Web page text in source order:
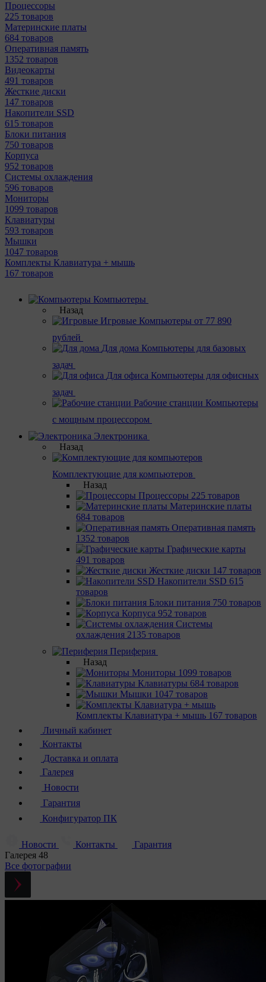
Процессоры
225 товаров
Материнcкие платы
684 товаров
Оперативная память
1352 товаров
Видеокарты
491 товаров
Жесткие диски
147 товаров
Накопители SSD
615 товаров
Блоки питания
750 товаров
Корпуса
952 товаров
Системы охлаждения
596 товаров
Мониторы
1099 товаров
Клавиатуры
593 товаров
Мышки
1047 товаров
Комплекты Клавиатура + мышь
167 товаров
Компьютеры
Назад
Игровые Компьютеры от 77 890
рублей
Для дома Компьютеры для базовых
задач
Для офиса Компьютеры для офисных
задач
Рабочие станции Компьютеры
с мощным процессором
Электроника
Назад
Комплектующие для компьютеров
Назад
Процессоры 225 товаров
Материнcкие платы
684 товаров
Оперативная память
1352 товаров
Графические карты
491 товаров
Жесткие диски 147 товаров
Накопители SSD 615
товаров
Блоки питания 750 товаров
Корпуса 952 товаров
Системы
охлаждения 2135 товаров
Периферия
Назад
Мониторы 1099 товаров
Клавиатуры 684 товаров
Мышки 1047 товаров
Комплекты Клавиатура + мышь 167 товаров
Личный кабинет
Контакты
Доставка и оплата
Галерея
Новости
Гарантия
Конфигуратор ПК
Новости Контакты
Гарантия
Галерея 48
Все фотографии